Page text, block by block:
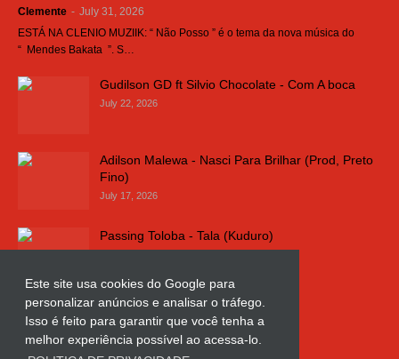
Este site usa cookies do Google para
personalizar anúncios e analisar o tráfego.
Isso é feito para garantir que você tenha a
melhor experiência possível ao acessa-lo.
Clemente - July 31, 2026
ESTÁ NA CLENIO MUZIIK: “ Não Posso ” é o tema da nova música do
“ Mendes Bakata ”. S…
Gudilson GD ft Silvio Chocolate - Com A boca
July 22, 2026
Adilson Malewa - Nasci Para Brilhar (Prod, Preto
Fino)
July 17, 2026
Passing Toloba - Tala (Kuduro)
Russo k - Ligação da Comarca
July 11, 2026